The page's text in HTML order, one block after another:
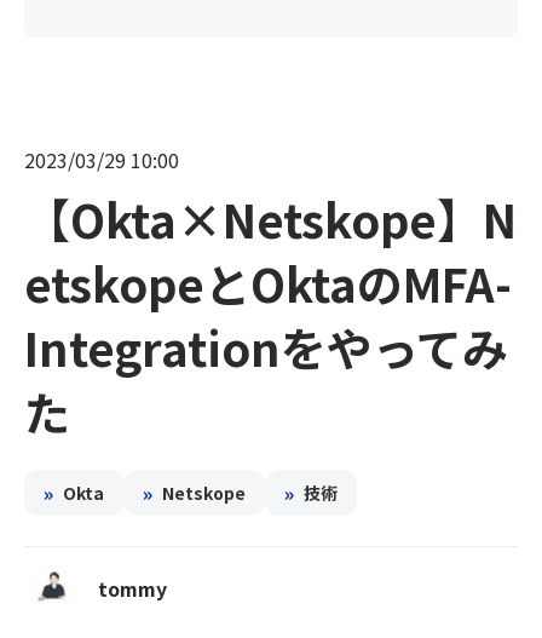
2023/03/29 10:00
【Okta×Netskope】N
etskopeとOktaのMFA-
Integrationをやってみ
た
» Okta » Netskope » 技術
tommy